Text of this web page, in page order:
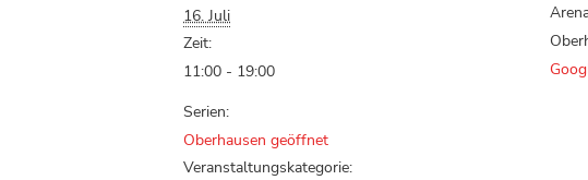
16. Juli
Zeit:
11:00 - 19:00
Serien:
Oberhausen geöffnet
Veranstaltungskategorie: